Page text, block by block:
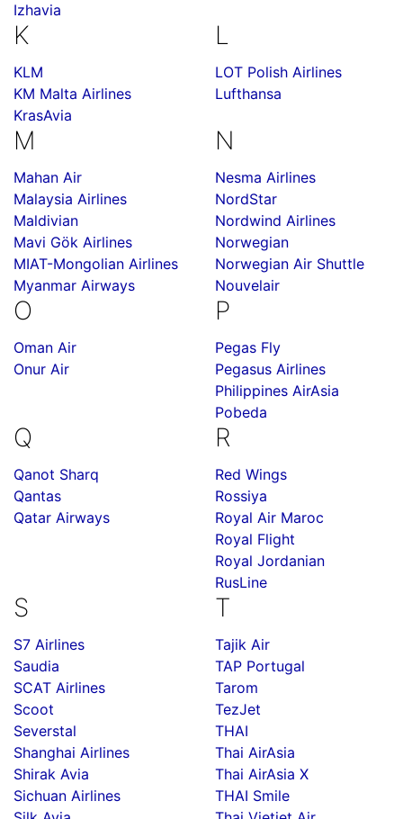
Izhavia
K
KLM
KM Malta Airlines
KrasAvia
L
LOT Polish Airlines
Lufthansa
M
Mahan Air
Malaysia Airlines
Maldivian
Mavi Gök Airlines
MIAT-Mongolian Airlines
Myanmar Airways
N
Nesma Airlines
NordStar
Nordwind Airlines
Norwegian
Norwegian Air Shuttle
Nouvelair
O
Oman Air
Onur Air
P
Pegas Fly
Pegasus Airlines
Philippines AirAsia
Pobeda
Q
Qanot Sharq
Qantas
Qatar Airways
R
Red Wings
Rossiya
Royal Air Maroc
Royal Flight
Royal Jordanian
RusLine
S
S7 Airlines
Saudia
SCAT Airlines
Scoot
Severstal
Shanghai Airlines
Shirak Avia
Sichuan Airlines
T
Tajik Air
TAP Portugal
Tarom
TezJet
THAI
Thai AirAsia
Thai AirAsia X
THAI Smile